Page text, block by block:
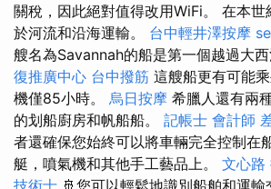
關稅，因此絕對值得改用WiFi。 在本世
於河流和沿海運輸。 台中輕井澤按摩
艘名為Savannah的船是第一個越過大西
復推廣中心 台中撥筋 這艘船更有可能
機僅85小時。 烏日按摩 希臘人還有兩
的划船廚房和帆船船。 記帳士 會計師
者還確保您始終可以將車輛完全控制在
艇，噴氣機和其他手工藝品上。 文心路
技術士 🚢您可以輕鬆地識別船舶和運輸